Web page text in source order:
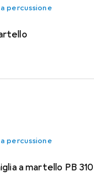
percussione
percussione
a martello PB 310